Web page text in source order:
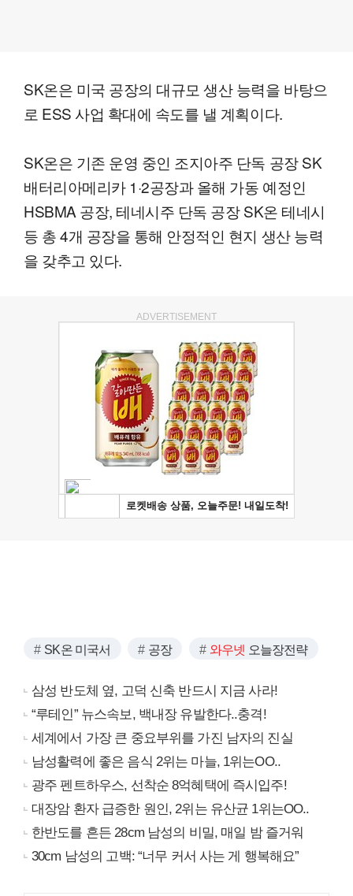
SK온은 미국 공장의 대규모 생산 능력을 바탕으
로 ESS 사업 확대에 속도를 낼 계획이다.
SK온은 기존 운영 중인 조지아주 단독 공장 SK
배터리아메리카 1·2공장과 올해 가동 예정인
HSBMA 공장, 테네시주 단독 공장 SK온 테네시
등 총 4개 공장을 통해 안정적인 현지 생산 능력
을 갖추고 있다.
ADVERTISEMENT
SK온 미국서 공장 와우넷 오늘장전략
삼성 반도체 옆, 고덕 신축 반드시 지금 사라!
“루테인” 뉴스속보, 백내장 유발한다..충격!
세계에서 가장 큰 중요부위를 가진 남자의 진실
남성활력에 좋은 음식 2위는 마늘, 1위는OO..
광주 펜트하우스, 선착순 8억혜택에 즉시입주!
대장암 환자 급증한 원인, 2위는 유산균 1위는OO..
한반도를 흔든 28cm 남성의 비밀, 매일 밤 즐거워
30cm 남성의 고백: “너무 커서 사는 게 행복해요”